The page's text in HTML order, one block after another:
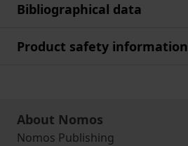
Bibliographical data
Product safety information
About Nomos
Nomos Publishing